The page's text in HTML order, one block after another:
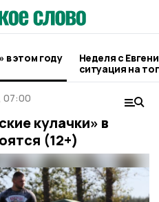
в этом году
Неделя с
ситуация на
городе и
07:00
кулачки» в
(12+)